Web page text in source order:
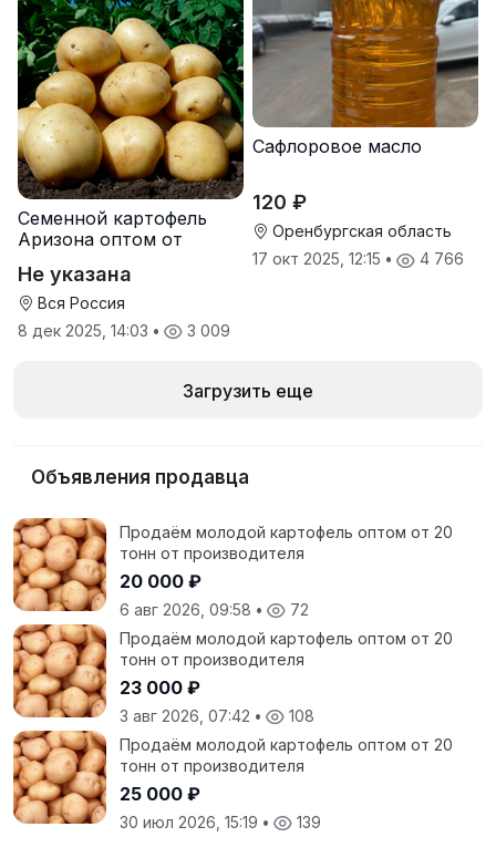
Семенной картофель
Аризона оптом от
Не указана
Вся Россия
8 дек 2025, 14:03 • 3 009
Сафлоровое масло
120 ₽
Оренбургская область
17 окт 2025, 12:15 • 4 766
Загрузить еще
Объявления продавца
Продаём молодой картофель оптом от 20
тонн от производителя
20 000 ₽
6 авг 2026, 09:58 •
72
Продаём молодой картофель оптом от 20
тонн от производителя
23 000 ₽
3 авг 2026, 07:42 •
108
Продаём молодой картофель оптом от 20
тонн от производителя
25 000 ₽
30 июл 2026, 15:19 • 139